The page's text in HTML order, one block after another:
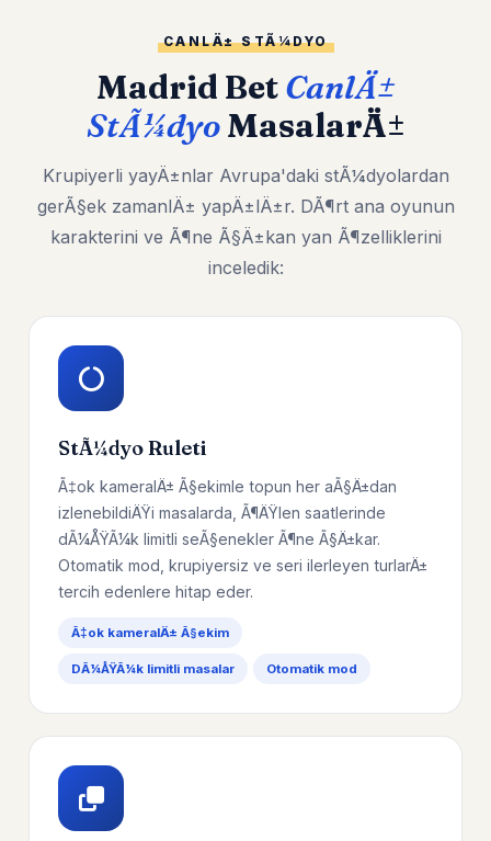
CANLÄ± STÃ¼DYO
Madrid BetCanlÄ±
StÃ¼dyoMasalarÄ±
Krupiyerli yayÄ±nlar Avrupa'daki stÃ¼dyolardan
gerÃ§ek zamanlÄ± yapÄ±lÄ±r. DÃ¶rt ana oyunun
karakterini ve Ã¶ne Ã§Ä±kan yan Ã¶zelliklerini
inceledik:
StÃ¼dyo Ruleti
Ã‡ok kameralÄ± Ã§ekimle topun her aÃ§Ä±dan
izlenebildiÄŸi masalarda, Ã¶ÄŸlen saatlerinde
dÃ¼ÅŸÃ¼k limitli seÃ§enekler Ã¶ne Ã§Ä±kar.
Otomatik mod, krupiyersiz ve seri ilerleyen turlarÄ±
tercih edenlere hitap eder.
Ã‡ok kameralÄ± Ã§ekim
DÃ¼ÅŸÃ¼k limitli masalar Otomatik mod